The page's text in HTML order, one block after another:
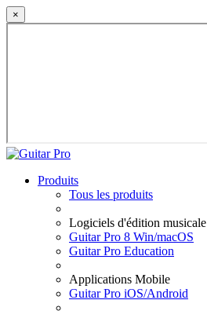
×
Produits
Tous les produits
Logiciels d'édition musicale
Guitar Pro 8 Win/macOS
Guitar Pro Education
Applications Mobile
Guitar Pro iOS/Android